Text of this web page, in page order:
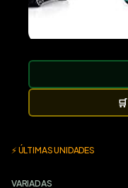
🛒
⚡ ÚLTIMAS UNIDADES
VARIADAS